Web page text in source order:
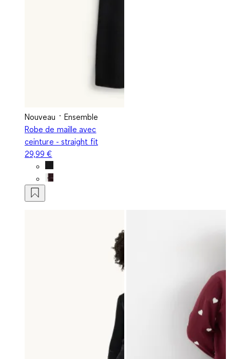
Nouveau
Ensemble
Robe de maille avec
ceinture - straight fit
29,99 €